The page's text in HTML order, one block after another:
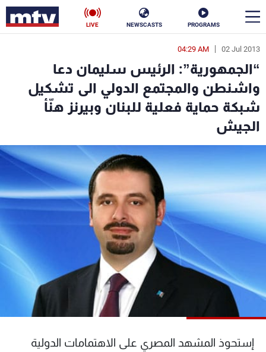
PROGRAMS
NEWSCASTS
LIVE
02 Jul 2013
04:29 AM
“الجمهورية”: الرئيس سليمان دعا
واشنطن والمجتمع الدولي الى تشكيل
شبكة حماية فعلية للبنان وبيرنز هنّأ
الجيش
إستحوذ المشهد المصري على الاهتمامات الدولية
en
الأخبار
سياسة ناس
إقتصاد
منوعات رياضة
كأس العالم
جدول البرامج
شاهد البرامج
الترددات
الإنـتـاج
تواصل معنا